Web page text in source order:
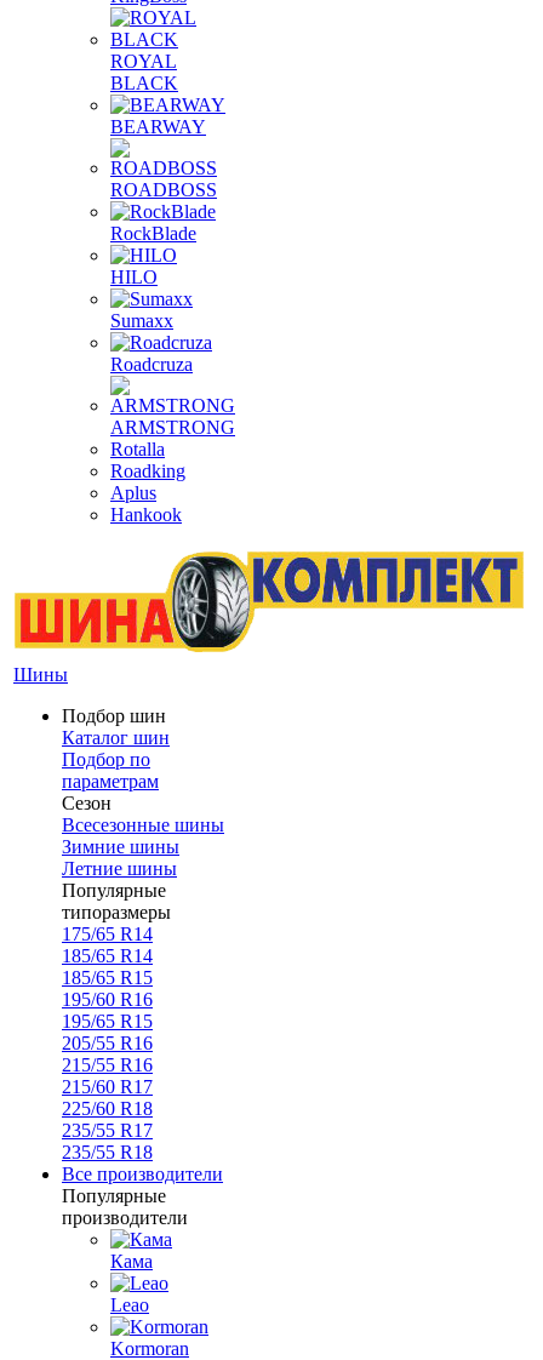
ROYAL
BLACK
BEARWAY
ROADBOSS
RockBlade
HILO
Sumaxx
Roadcruza
ARMSTRONG
Rotalla
Roadking
Aplus
Hankook
Шины
Подбор шин
Каталог шин
Подбор по
параметрам
Сезон
Всесезонные шины
Зимние шины
Летние шины
Популярные
типоразмеры
175/65 R14
185/65 R14
185/65 R15
195/60 R16
195/65 R15
205/55 R16
215/55 R16
215/60 R17
225/60 R18
235/55 R17
235/55 R18
Все производители
Популярные
производители
Кама
Leao
Kormoran